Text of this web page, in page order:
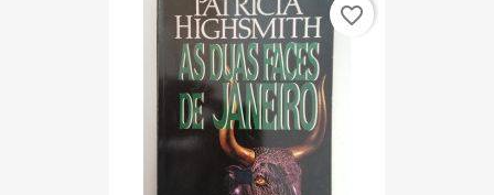
favorite_border